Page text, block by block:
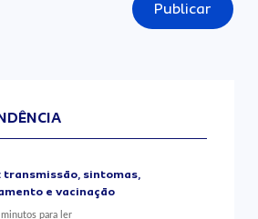
Publicar
transmissão, sintomas,
e vacinação
minutos para ler